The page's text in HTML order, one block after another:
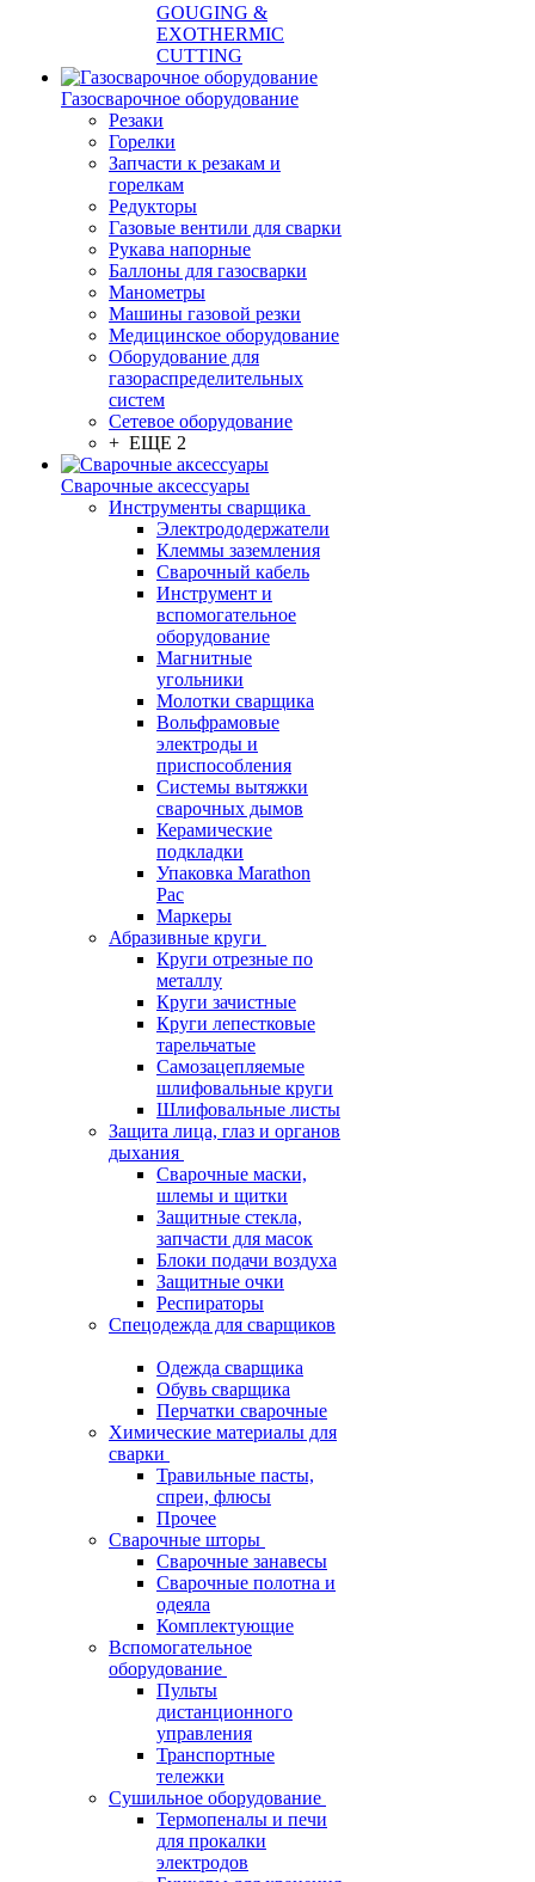
GOUGING &
EXOTHERMIC
CUTTING
Газосварочное оборудование
Резаки
Горелки
Запчасти к резакам и
горелкам
Редукторы
Газовые вентили для сварки
Рукава напорные
Баллоны для газосварки
Манометры
Машины газовой резки
Медицинское оборудование
Оборудование для
газораспределительных
систем
Сетевое оборудование
+ ЕЩЕ 2
Сварочные аксессуары
Инструменты сварщика
Электрододержатели
Клеммы заземления
Сварочный кабель
Инструмент и
вспомогательное
оборудование
Магнитные
угольники
Молотки сварщика
Вольфрамовые
электроды и
приспособления
Системы вытяжки
сварочных дымов
Керамические
подкладки
Упаковка Marathon
Pac
Маркеры
Абразивные круги
Круги отрезные по
металлу
Круги зачистные
Круги лепестковые
тарельчатые
Самозацепляемые
шлифовальные круги
Шлифовальные листы
Защита лица, глаз и органов
дыхания
Сварочные маски,
шлемы и щитки
Защитные стекла,
запчасти для масок
Блоки подачи воздуха
Защитные очки
Респираторы
Спецодежда для сварщиков
Одежда сварщика
Обувь сварщика
Перчатки сварочные
Химические материалы для
сварки
Травильные пасты,
спреи, флюсы
Прочее
Сварочные шторы
Сварочные занавесы
Сварочные полотна и
одеяла
Комплектующие
Вспомогательное
оборудование
Пульты
дистанционного
управления
Транспортные
тележки
Сушильное оборудование
Термопеналы и печи
для прокалки
электродов